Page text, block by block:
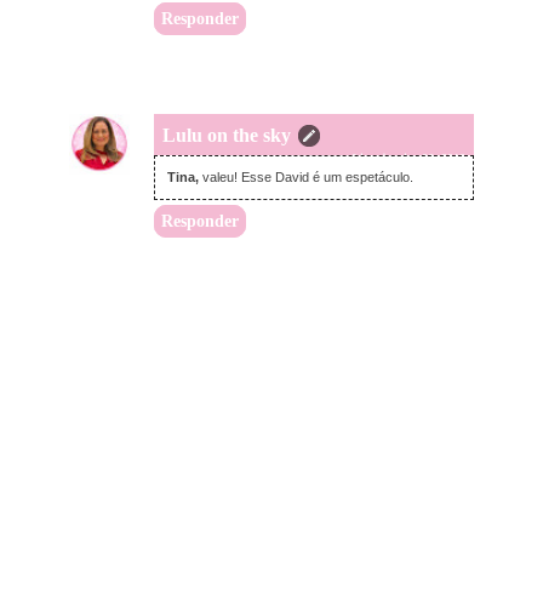
Responder
Lulu on the sky
sexta-feira, janeiro 06, 2012
Tina, valeu! Esse David é um espetáculo.
Responder